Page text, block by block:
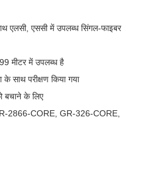
एलसी, एससी में उपलब्ध सिंगल-फाइबर
मीटर में उपलब्ध है
के साथ परीक्षण किया गया
बचाने के लिए
2866-CORE, GR-326-CORE,